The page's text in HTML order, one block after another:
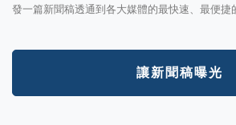
發一篇新聞稿透通到各大媒體的最快速、最便捷
讓新聞稿曝光